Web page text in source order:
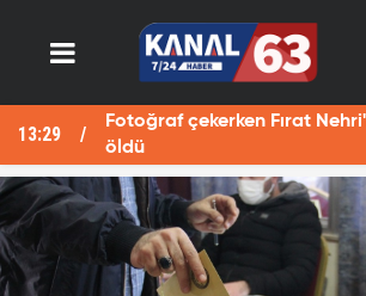
13:29
Fotoğraf çekerken Fırat
öldü